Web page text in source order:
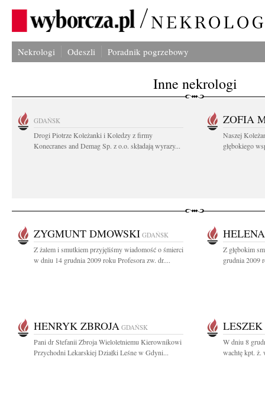
Nekrologi Odeszli Poradnik pogrzebowy
Inne nekrologi
GDAŃSK
Drogi Piotrze Koleżanki i Koledzy z firmy
Konecranes and Demag Sp. z o.o. składają wyrazy...
ZOFIA
Naszej
głębokiego
ZYGMUNT DMOWSKI GDAŃSK
Z żalem i smutkiem przyjęliśmy wiadomość o śmierci
w dniu 14 grudnia 2009 roku Profesora zw. dr....
Z głębokim
grudnia 2009
HENRYK ZBROJA GDAŃSK
Pani dr Stefanii Zbroja Wieloletniemu Kierownikowi
Przychodni Lekarskiej Działki Leśne w Gdyni...
W dniu 8
wachtę kpt. ż.